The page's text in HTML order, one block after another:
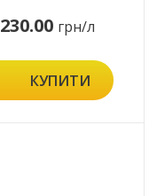
230.00 грн/л
КУПИТИ